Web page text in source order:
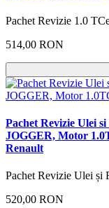
Pachet Revizie 1.0
514,00 RON
Pachet Revizie Ulei
JOGGER, Motor
Renault
Pachet Revizie Ulei
520,00 RON